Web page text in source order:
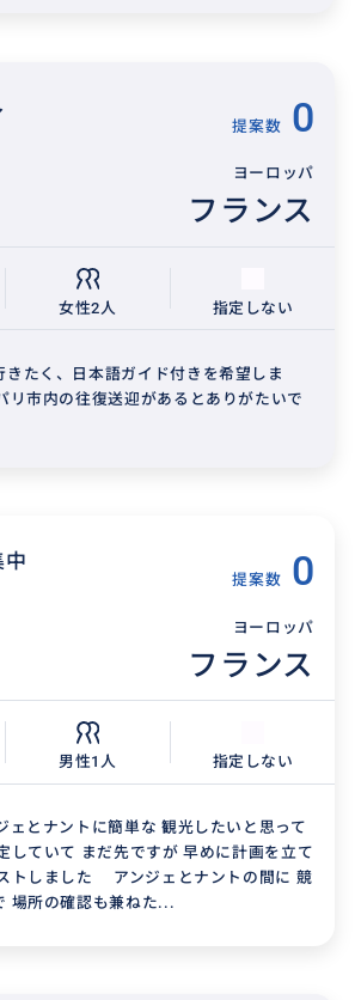
提案数 0
ヨーロッパ
フランス
女性2人 指定しない
たく、日本語ガイド付きを希望しま
リ市内の往復送迎があるとありがたいで
中
提案数 0
ヨーロッパ
フランス
男性1人 指定しない
ェとナントに簡単な 観光したいと思って
していて まだ先ですが 早めに計画を立て
トしました アンジェとナントの間に 競
場所の確認も兼ねた...